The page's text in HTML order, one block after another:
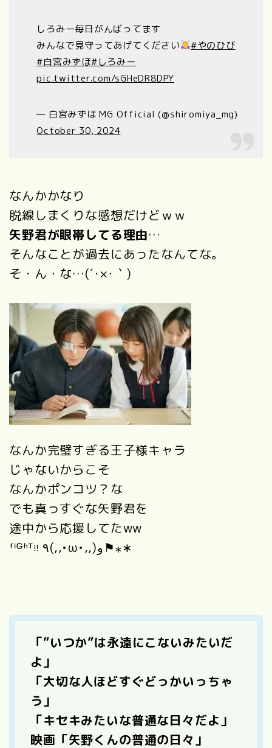
しろみー毎日がんばってます
みんなで見守ってあげてください
#やのひび
#白宮みずほ#しろみー
pic.twitter.com/sGHeDR8DPY
— 白宮みずほ MG Official (@shiromiya_mg)
October 30, 2024
なんかかなり
脱線しまくりな感想だけどｗｗ
矢野君が眼帯してる理由…
そんなことが過去にあったなんてな。
そ・ん・な…(´･ ×･｀)
なんか完璧すぎる王子様キャラ
じゃないからこそ
なんかポンコツ？な
でも真っすぐな矢野君を
途中から応援してたww
ᶠⁱᴳʰᵀᵎᵎ ٩(,,•ω•,,)و⚑⁎∗
「”いつか”は永遠にこないみたいだ
よ」
「大切な人ほどすぐどっかいっちゃ
う」
「キセキみたいな普通な日々だよ」
映画「矢野くんの普通の日々」